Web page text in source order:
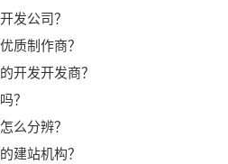
发公司？
质制作商？
开发开发商？
？
么分辨？
建站机构？